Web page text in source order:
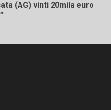
(AG) vinti 20mila euro